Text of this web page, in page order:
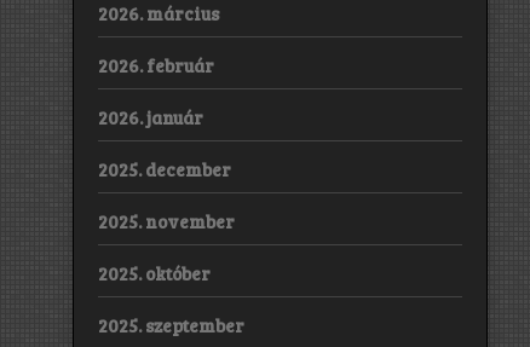
2026. március
2026. február
2026. január
2025. december
2025. november
2025. október
2025. szeptember